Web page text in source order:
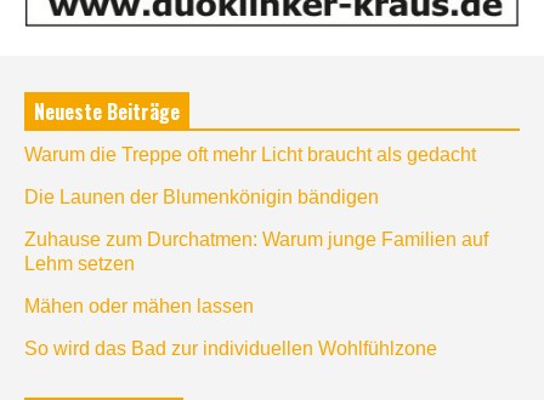
Neueste Beiträge
Warum die Treppe oft mehr Licht braucht als gedacht
Die Launen der Blumenkönigin bändigen
Zuhause zum Durchatmen: Warum junge Familien auf
Lehm setzen
Mähen oder mähen lassen
So wird das Bad zur individuellen Wohlfühlzone